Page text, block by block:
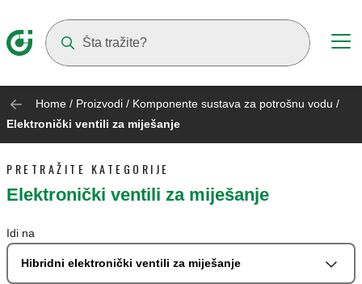
Home / Proizvodi / Komponente sustava za potrošnu vodu /
Elektronički ventili za miješanje
PRETRAŽITE KATEGORIJE
Elektronički ventili za miješanje
Idi na
Hibridni elektronički ventili za miješanje